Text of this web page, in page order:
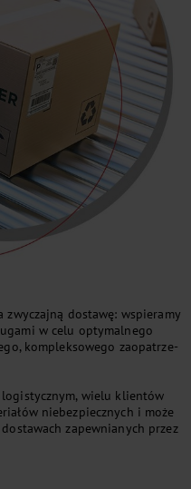
zwy­czaj­ną do­sta­wę: wspie­ra­my
w ce­lu opty­mal­ne­go
komplekso­wego za­opa­trze­
wie­lu klien­tów
nie­bez­piecz­ny­ch i mo­że
za­pew­nia­ny­ch przez